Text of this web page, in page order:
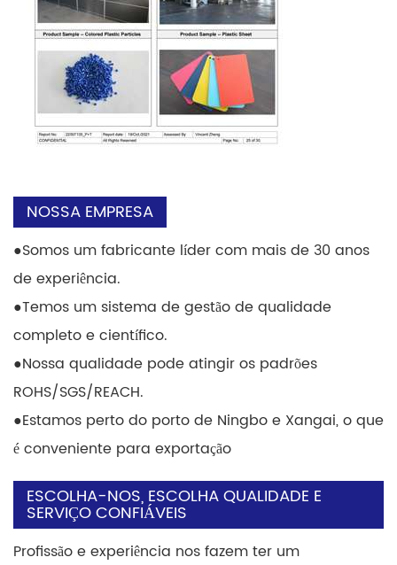
NOSSA EMPRESA
●Somos um fabricante líder com mais de 30 anos
de experiência.
●Temos um sistema de gestão de qualidade
completo e científico.
●Nossa qualidade pode atingir os padrões
ROHS/SGS/REACH.
●Estamos perto do porto de Ningbo e Xangai, o que
é conveniente para exportação
ESCOLHA-NOS, ESCOLHA QUALIDADE E
SERVIÇO CONFIÁVEIS
Profissão e experiência nos fazem ter um